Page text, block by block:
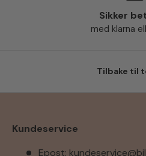
Sikker
med klarna
Tilbake til
Kundeservice
Epost: